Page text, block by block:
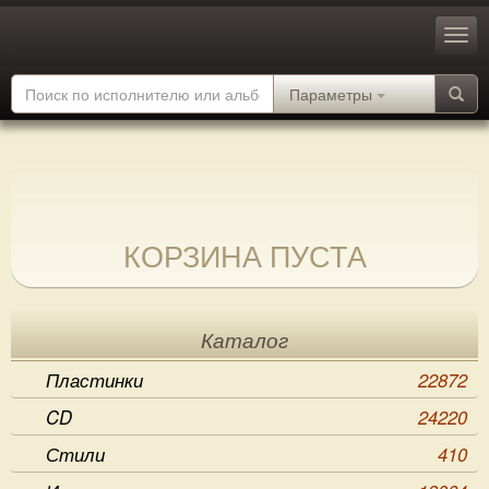
Параметры
КОРЗИНА ПУСТА
Каталог
Пластинки
22872
CD
24220
Стили
410